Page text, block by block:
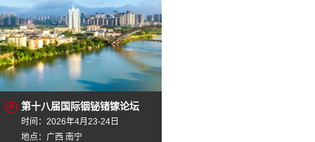
第十八届国际铟铋锗镓论坛
时间：2026年4月23-24日
地点：广西 南宁